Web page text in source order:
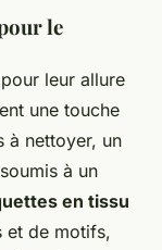
le
leur allure
une touche
à nettoyer, un
à un
en tissu
et de motifs,